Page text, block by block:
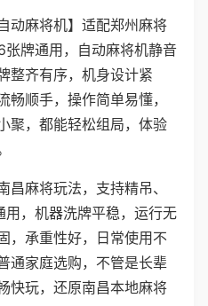
动麻将机】适配郑州麻将
牌通用，自动麻将机静音
整齐有序，机身设计紧
顺手，操作简单易懂，
聚，都能轻松组局，体验
昌麻将玩法，支持精吊、
，机器洗牌平稳，运行无
，承重性好，日常使用不
通家庭选购，不管是长辈
快玩，还原南昌本地麻将